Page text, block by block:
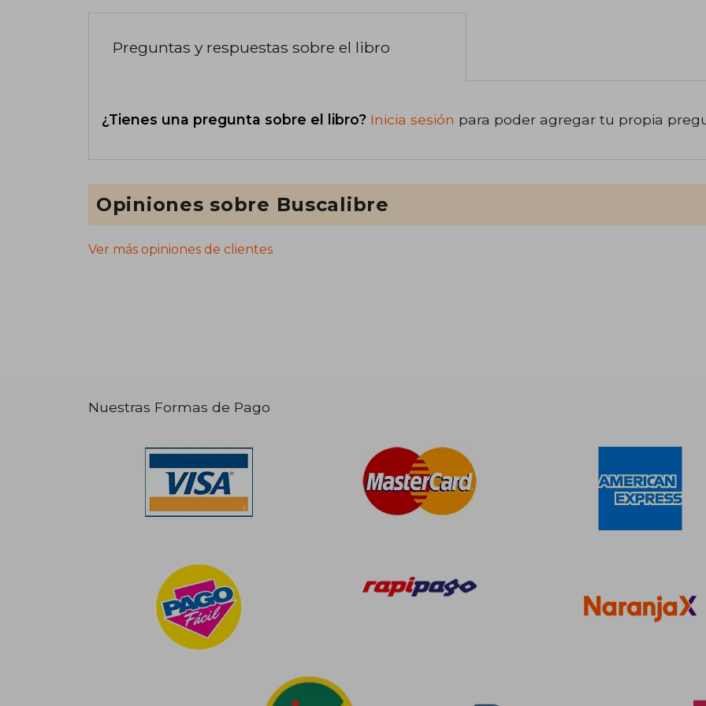
Preguntas y respuestas sobre el libro
¿Tienes una pregunta sobre el libro? Inicia sesión para poder agregar tu propia
Opiniones sobre Buscalibre
Ver más opiniones de clientes
Nuestras Formas de Pago